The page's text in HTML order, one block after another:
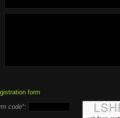
form
code*: